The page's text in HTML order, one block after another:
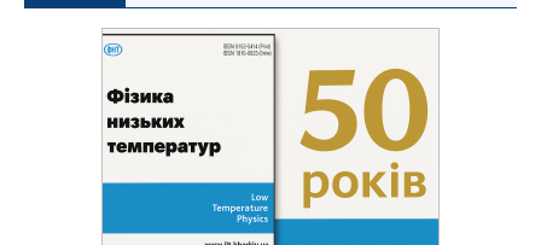
Відкрита наука в НАН України
Підготовка наукових кадрів
Робота з молоддю
МІЖНАРОДНЕ СПІВРОБІТНИЦТВО